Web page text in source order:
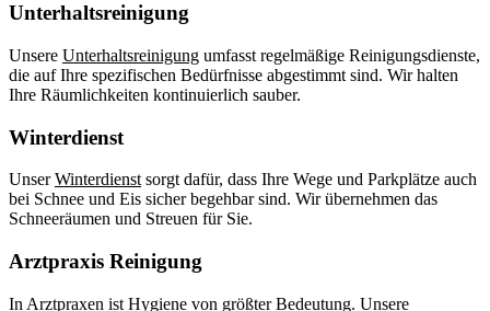
Unterhaltsreinigung
Unsere Unterhaltsreinigung umfasst regelmäßige Reinigungsdienste,
die auf Ihre spezifischen Bedürfnisse abgestimmt sind. Wir halten
Ihre Räumlichkeiten kontinuierlich sauber.
Winterdienst
UnserWinterdienst sorgt dafür, dass Ihre Wege und Parkplätze auch
bei Schnee und Eis sicher begehbar sind. Wir übernehmen das
Schneeräumen und Streuen für Sie.
Arztpraxis Reinigung
In Arztpraxen ist Hygiene von größter Bedeutung. Unsere